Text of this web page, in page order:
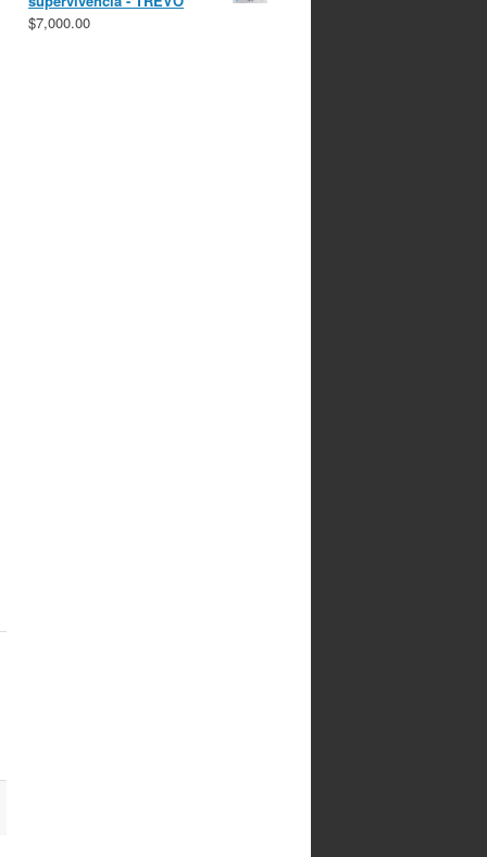
$7,000.00